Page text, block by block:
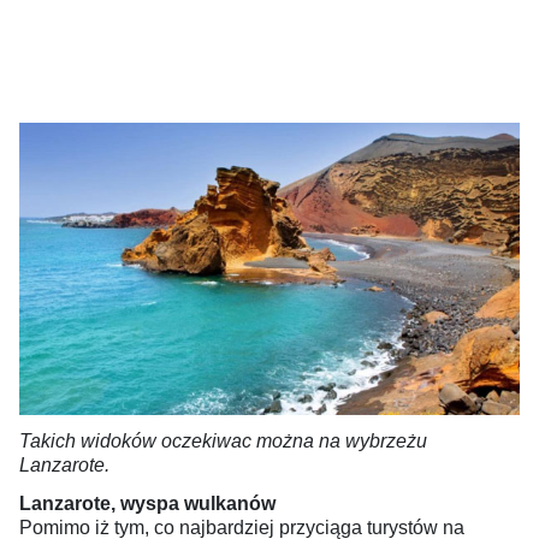
Takich widoków oczekiwac można na wybrzeżu
Lanzarote.
Lanzarote, wyspa wulkanów
Pomimo iż tym, co najbardziej przyciąga turystów na